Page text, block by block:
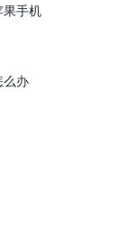
果手机
么办